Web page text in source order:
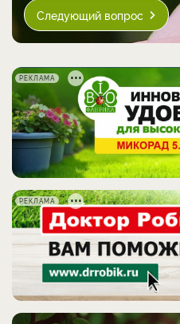
Следующий вопрос
РЕКЛАМА
РЕКЛАМА